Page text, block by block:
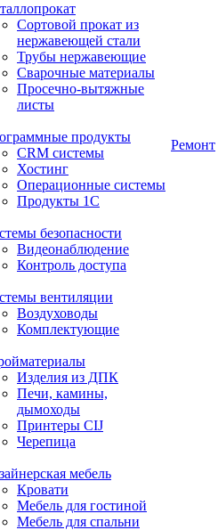
Сортовой прокат из
нержавеющей стали
Трубы нержавеющие
Сварочные материалы
Просечно-вытяжные
листы
продукты
CRM системы
Хостинг
Операционные системы
Продукты 1С
безопасности
Видеонаблюдение
Контроль доступа
вентиляции
Воздуховоды
Комплектующие
Изделия из ДПК
Печи, камины,
дымоходы
Принтеры CIJ
Черепица
мебель
Кровати
Мебель для гостиной
Мебель для спальни
Ремонт